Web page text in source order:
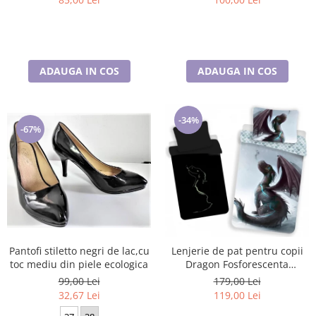
ADAUGA IN COS ADAUGA IN COS
-67%
Pantofi stiletto negri de lac,cu
toc mediu din piele ecologica
99,00 Lei
32,67 Lei
-34%
Lenjerie de pat pentru copii
Dragon Fosforescenta
140×200cm, 70×90 cm
179,00 Lei
119,00 Lei